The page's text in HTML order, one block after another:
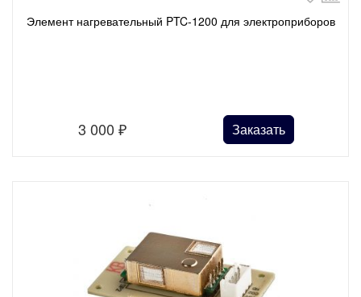
Элемент нагревательный PTC-1200 для электроприборов
3 000₽ Заказать